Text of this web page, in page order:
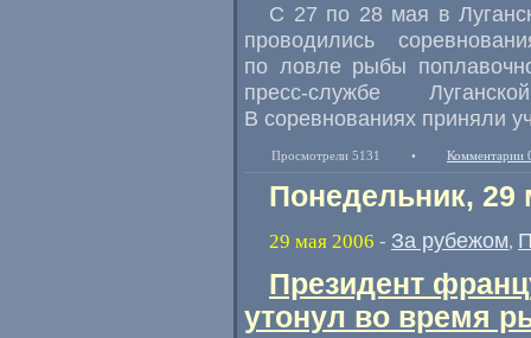
С 27 по 28 мая в
проводились
по ловле рыбы
пресс-службе
В соревнованиях приняли
Просмотрели 5131 • Комментарии
Понедельник, 29
29 мая 2006 - За рубежом,
Президент
утонул во время